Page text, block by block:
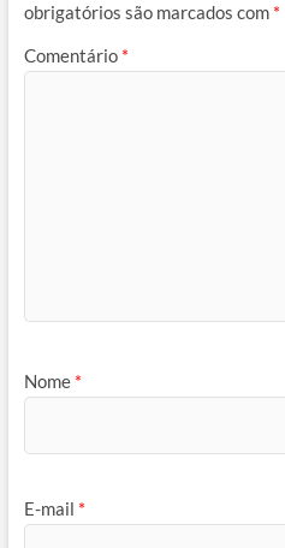
obrigatórios são marcados com *
Comentário *
Nome *
E-mail *